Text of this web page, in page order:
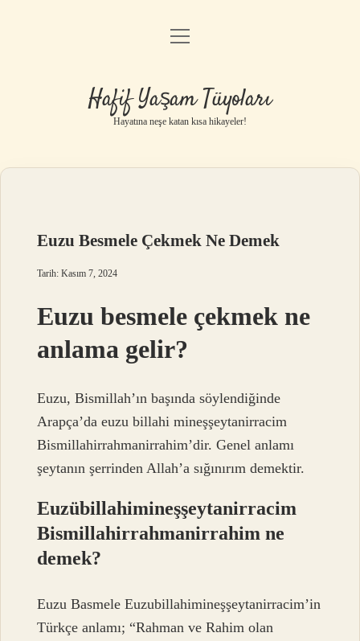
Anasayfa
Yasal Uyarı
menüyü
Hafif Yaşam Tüyoları
Hayatına neşe katan kısa hikayeler!
Euzu Besmele Çekmek Ne Demek
Tarih: Kasım 7, 2024
Euzu besmele çekmek ne
anlama gelir?
Euzu, Bismillah’ın başında söylendiğinde
Arapça’da euzu billahi mineşşeytanirracim
Bismillahirrahmanirrahim’dir. Genel anlamı
şeytanın şerrinden Allah’a sığınırım demektir.
Euzübillahimineşşeytanirracim
Bismillahirrahmanirrahim ne
demek?
Euzu Basmele Euzubillahimineşşeytanirracim’in
Türkçe anlamı; “Rahman ve Rahim olan